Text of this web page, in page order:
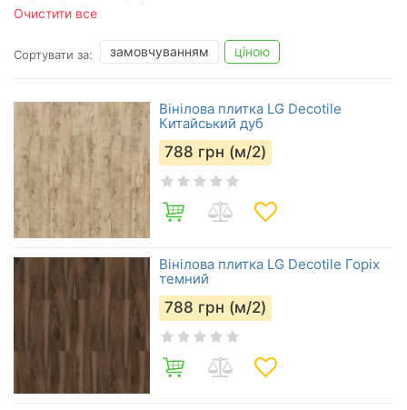
Очистити все
Сортувати за: замовчуванням ціною
Вінілова плитка LG Decotile
Китайський дуб
788 грн (м/2)
Вінілова плитка LG Decotile Горіх
темний
788 грн (м/2)